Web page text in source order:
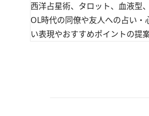
西洋占星術、タロット、血液型
OL時代の同僚や友人への占い
い表現やおすすめポイントの提